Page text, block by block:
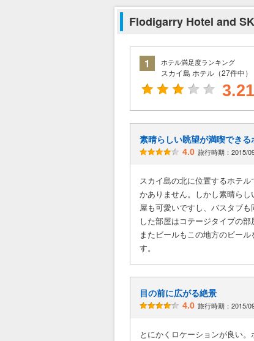
Flodigarry Hotel and
1 ホテル満足度ランキング
スカイ島 ホテル（27件中）
3.21
素晴らしい眺望が満喫できる
4.0 旅行時期：2015/
スカイ島の北に位置するホテ
かありません。しかし素晴ら
屋も可愛いですし、バスタブ
した部屋はコテージタイプの
またビールもこの地方のビー
す。
目の前に広がる絶景
4.0 旅行時期：2015/
とにかくロケーションが良い